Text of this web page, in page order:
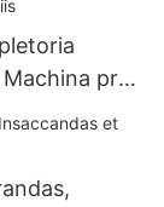
pro